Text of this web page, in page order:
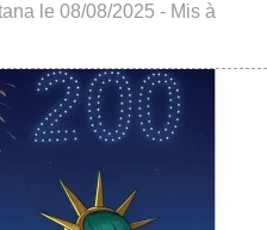
le 08/08/2025 - Mis à